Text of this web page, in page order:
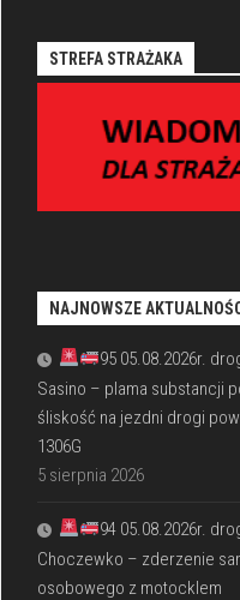
STREFA STRAŻAKA
NAJNOWSZE
95 05.08.2026r.
Sasino – plama substancji
śliskość na jezdni drogi
1306G
5 sierpnia 2026
94 05.08.2026r.
Choczewko – zderzenie
osobowego z motocklem